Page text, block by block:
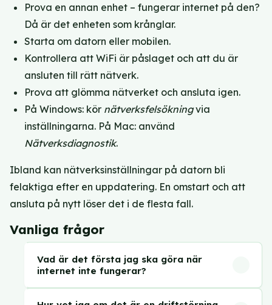
Prova en annan enhet – fungerar internet på den?
Då är det enheten som krånglar.
Starta om datorn eller mobilen.
Kontrollera att WiFi är påslaget och att du är
ansluten till rätt nätverk.
Prova att glömma nätverket och ansluta igen.
På Windows: kör nätverksfelsökningvia
inställningarna. På Mac: använd
Nätverksdiagnostik.
Ibland kan nätverksinställningar på datorn bli
felaktiga efter en uppdatering. En omstart och att
ansluta på nytt löser det i de flesta fall.
Vanliga frågor
Vad är det första jag ska göra när
internet inte fungerar?